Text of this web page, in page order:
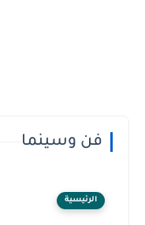
فن وسينما
الرئيسية